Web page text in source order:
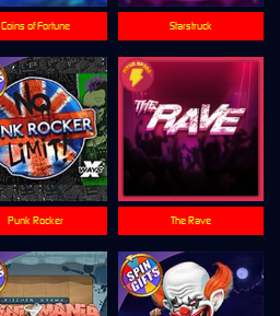
Starstruck
Coins of Fortune
Punk Rocker The Rave